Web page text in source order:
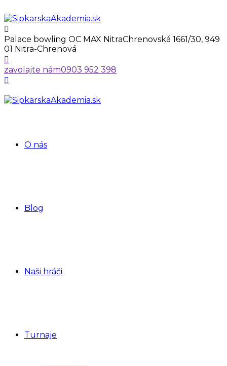
Palace bowling OC MAX NitraChrenovská 1661/30, 949
01 Nitra-Chrenová
zavolajte nám0903 952 398
O nás
Blog
Naši hráči
Turnaje